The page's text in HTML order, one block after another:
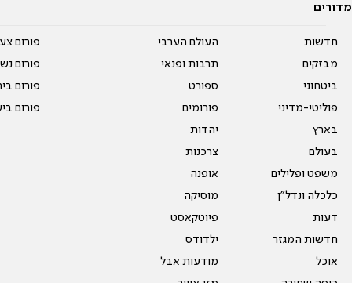
מדורים
חדשות
מבזקים
ביטחוני
פוליטי-מדיני
בארץ
בעולם
משפט ופלילים
כלכלה ונדל"ן
דעות
חדשות המגזר
אוכל
העולם הערבי
תרבות ופנאי
ספורט
פורומים
יהדות
צרכנות
אופנה
מוסיקה
פיוטקאסט
ילדודס
מודעות אבל
פורום
פורום
פורום
פורום